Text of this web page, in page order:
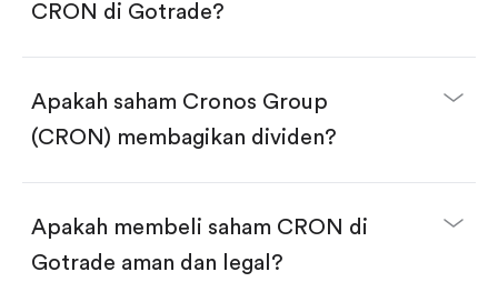
Buka akun dan selesaikan KYC.
Lakukan deposit.
Cari kode "CRON", lalu klik "Trade".
Klik tombol "Buy".
dua pilihan:
Beli saham secara fractional dalam jumlah
dollar, bisa mulai dari $1.
Swipe up untuk konfirmasi order, pembelian
CRON di Gotrade?
Apakah saham Cronos Group
(CRON) membagikan dividen?
Apakah membeli saham CRON di
Gotrade aman dan legal?